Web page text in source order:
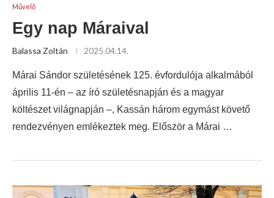
Művelő
Egy nap Máraival
Balassa Zoltán 2025.04.14.
Márai Sándor születésének 125. évfordulója alkalmából
április 11-én – az író születésnapján és a magyar
költészet világnapján –, Kassán három egymást követő
rendezvényen emlékeztek meg. Először a Márai …